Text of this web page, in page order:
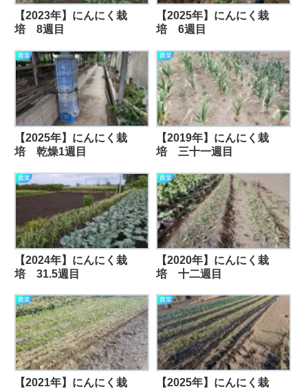
【2023年】にんにく栽
培 8週目
【2025年】にんにく栽
培 6週目
農業
【2025年】にんにく栽
培 乾燥1週目
農業
【2019年】にんにく栽
培 三十一週目
農業
【2024年】にんにく栽
培 31.5週目
農業
【2020年】にんにく栽
培 十二週目
農業
【2021年】にんにく栽
農業
【2025年】にんにく栽